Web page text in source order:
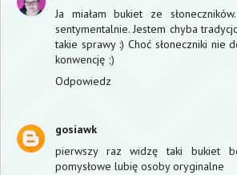
Ja miałam bukiet ze
sentymentalnie. Jestem chyba
takie sprawy :) Choć słoneczniki nie
konwencję ;)
Odpowiedz
gosiawk
pierwszy raz widzę taki bukiet
pomysłowe lubię osoby oryginalne